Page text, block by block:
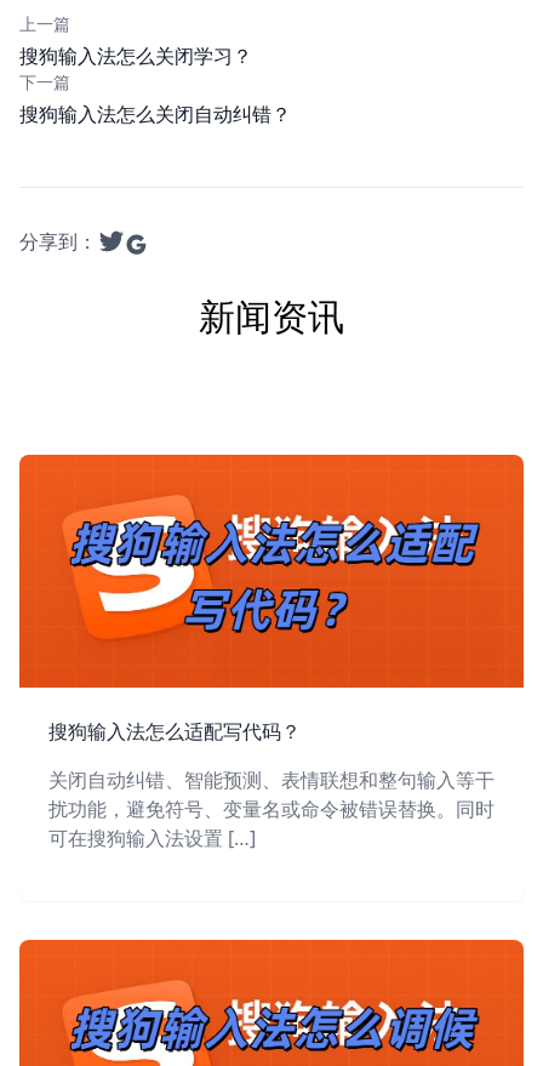
上一篇
搜狗输入法怎么关闭学习？
下一篇
搜狗输入法怎么关闭自动纠错？
分享到：
新闻资讯
搜狗输入法怎么适配写代码？
关闭自动纠错、智能预测、表情联想和整句输入等干
扰功能，避免符号、变量名或命令被错误替换。同时
可在搜狗输入法设置 […]